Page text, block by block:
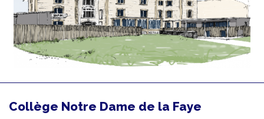
Collège Notre Dame de la Faye